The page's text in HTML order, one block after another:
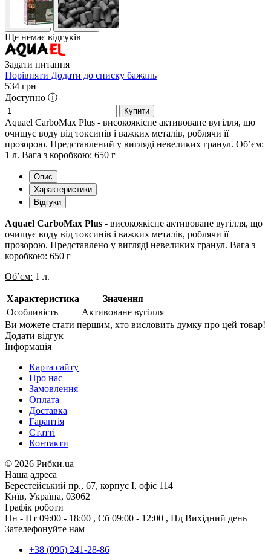
Ще немає відгуків
Задати питання
Порівняти Додати до списку бажань
534 грн
Доступно ⓘ
Купити
Aquael CarboMax Plus - високоякісне активоване вугілля, що
очищує воду від токсинів і важких металів, роблячи її
прозорою. Представлений у вигляді невеликих гранул. Об’єм:
1 л. Вага з коробкою: 650 г
Опис
Характеристики
Відгуки
Aquael CarboMax Plus - високоякісне активоване вугілля, що
очищує воду від токсинів і важких металів, роблячи її
прозорою. Представлено у вигляді невеликих гранул. Вага з
коробкою: 650 г
Об’єм: 1 л.
Характеристика
Значення
Особливість
Активоване вугілля
Ви можете стати першим, хто висловить думку про цей товар!
Додати відгук
Інформація
Карта сайту
Про нас
Замовлення
Оплата
Доставка
Гарантія
Статті
Контакти
© 2026 Рибки.ua
Наша адреса
Берестейський пр., 67, корпус І, офіс 114
Київ, Україна, 03062
Графік роботи
Пн - Пт 09:00 - 18:00 , Сб 09:00 - 12:00 , Нд Вихідний день
Зателефонуйте нам
+38 (096) 241-28-86